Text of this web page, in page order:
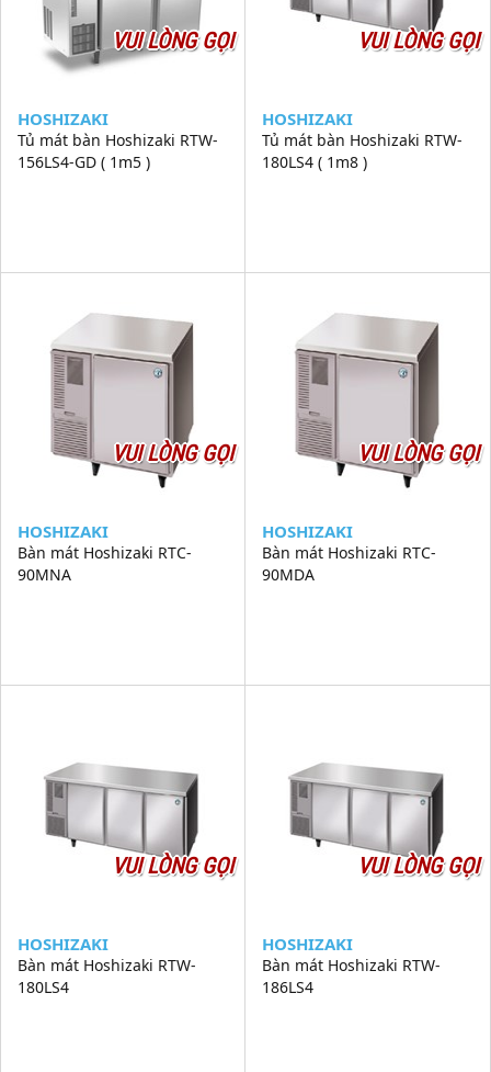
VUI LÒNG GỌI
HOSHIZAKI
Tủ mát bàn Hoshizaki RTW-
156LS4-GD ( 1m5 )
VUI LÒNG GỌI
HOSHIZAKI
Tủ mát bàn Hoshizaki RTW-
180LS4 ( 1m8 )
VUI LÒNG GỌI
HOSHIZAKI
Bàn mát Hoshizaki RTC-
90MNA
VUI LÒNG GỌI
HOSHIZAKI
Bàn mát Hoshizaki RTC-
90MDA
VUI LÒNG GỌI
HOSHIZAKI
Bàn mát Hoshizaki RTW-
180LS4
VUI LÒNG GỌI
HOSHIZAKI
Bàn mát Hoshizaki RTW-
186LS4